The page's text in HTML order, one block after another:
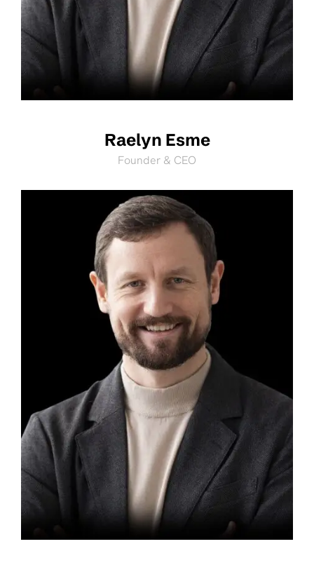
Raelyn Esme
Founder & CEO